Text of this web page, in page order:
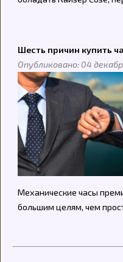
Шесть причин купить
Опубликовано: 04
Механические часы
большим целям, чем